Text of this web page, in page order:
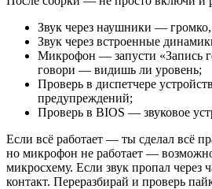
Звук через наушники —
Звук через встроенные
Микрофон — запусти «Запись
говори — видишь ли уровень;
Проверь в диспетчере
предупреждений;
Проверь в BIOS — звуковое
Если всё работает — ты сделал всё
но микрофон не работает —
микросхему. Если звук пропал через
контакт. Переразбирай и проверь